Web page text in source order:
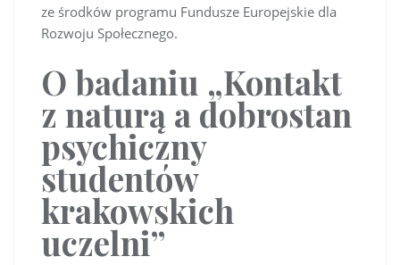
ze środków programu Fundusze Europejskie dla
Rozwoju Społecznego.
O badaniu „Kontakt
z naturą a dobrostan
psychiczny
studentów
krakowskich
uczelni”